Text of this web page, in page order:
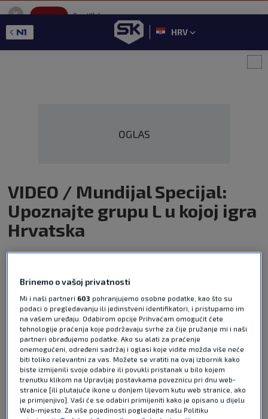
SportKlub
GET - On the Google Play
HRV
OGLAS
VIDEO / Mundijal Specijal:
Upoznajte grupu L u kojoj igra
Hrvatska
FIFA WORLD CUP Autor: Sport Klub 1. lip 2026 18:25
0
Hrvatska se priprema za svjetsku smotru koja
samo što nije počela. Pročitaj više
Brinemo o vašoj privatnosti
Mi i naši partneri 603 pohranjujemo osobne podatke, kao što su
podaci o pregledavanju ili jedinstveni identifikatori, i pristupamo im
na vašem uređaju. Odabirom opcije Prihvaćam omogućit ćete
tehnologije praćenja koje podržavaju svrhe za čije pružanje mi i naši
partneri obrađujemo podatke. Ako su alati za praćenje
onemogućeni, određeni sadržaj i oglasi koje vidite možda više neće
biti toliko relevantni za vas. Možete se vratiti na ovaj izbornik kako
biste izmijenili svoje odabire ili povukli pristanak u bilo kojem
trenutku klikom na Upravljaj postavkama poveznicu pri dnu web-
stranice [ili plutajuće ikone u donjem lijevom kutu web stranice, ako
je primjenjivo]. Vaši će se odabiri primijeniti kako je opisano u dijelu
Web-mjesto. Za više pojedinosti pogledajte našu Politiku